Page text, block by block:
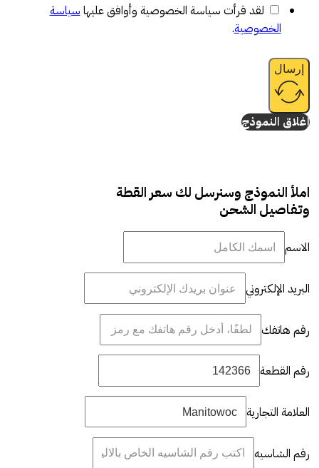
لقد قرأت سياسة الخصوصية وأوافق عليها سياسة
الخصوصية.
إرسال
إغلاق النموذج
املأ النموذج وسنرسل لك سعر القطة
وتفاصيل الشحن
الاسم
البريد الإلكتروني
رقم هاتفك
رقم القطعة
العلامة التجارية
رقم الشاسيه